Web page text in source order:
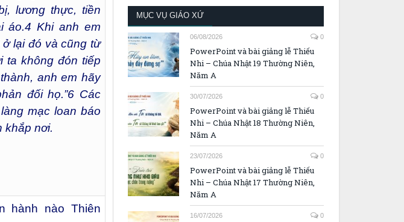
lương thực, tiền
áo.4 Khi anh em
lại đó và cũng từ
ta không đón tiếp
anh em hãy
đối họ.”6 Các
mạc loan báo
khắp nơi.
hành nào Thiên
MỤC VỤ GIÁO XỨ
06/08/2026 0
PowerPoint và bài giảng lễ Thiếu
Nhi – Chúa Nhật 19 Thường Niên,
Năm A
30/07/2026 0
PowerPoint và bài giảng lễ Thiếu
Nhi – Chúa Nhật 18 Thường Niên,
Năm A
23/07/2026 0
PowerPoint và bài giảng lễ Thiếu
Nhi – Chúa Nhật 17 Thường Niên,
Năm A
16/07/2026 0